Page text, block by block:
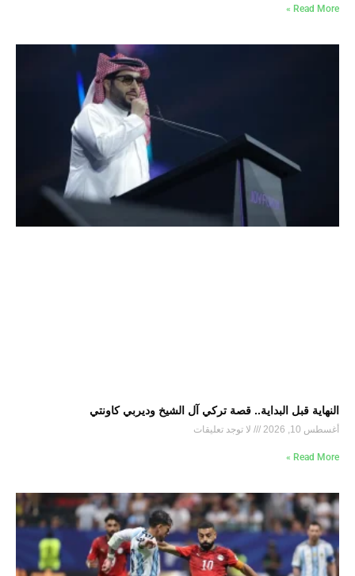
Read More »
النهاية قبل البداية.. قصة تركي آل الشيخ وديربي كاونتي
أغسطس 10, 2026 لا توجد تعليقات
Read More »